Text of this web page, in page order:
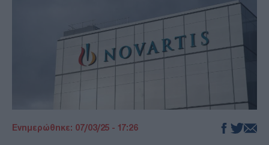
Ενημερώθηκε: 07/03/25 - 17:26